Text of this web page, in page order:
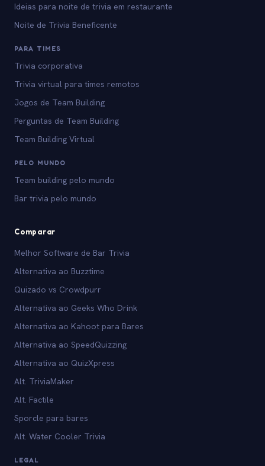
Ideias para noite de trivia em restaurante
Noite de Trivia Beneficente
PARA TIMES
Trivia corporativa
Trivia virtual para times remotos
Jogos de Team Building
Perguntas de Team Building
Team Building Virtual
PELO MUNDO
Team building pelo mundo
Bar trivia pelo mundo
Comparar
Melhor Software de Bar Trivia
Alternativa ao Buzztime
Quizado vs Crowdpurr
Alternativa ao Geeks Who Drink
Alternativa ao Kahoot para Bares
Alternativa ao SpeedQuizzing
Alternativa ao QuizXpress
Alt. TriviaMaker
Alt. Factile
Sporcle para bares
Alt. Water Cooler Trivia
LEGAL